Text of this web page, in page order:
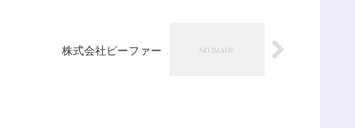
株式会社ピーファー